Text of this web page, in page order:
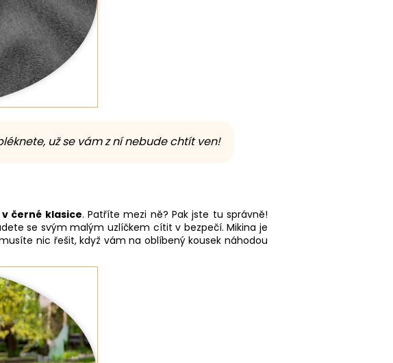
už se vám z ní nebude chtít ven!
černé klasice. Patříte mezi ně? Pak jste tu správně!
se svým malým uzlíčkem cítit v bezpečí. Mikina je
nic řešit, když vám na oblíbený kousek náhodou